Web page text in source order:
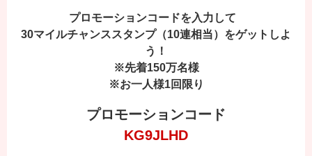
プロモーションコードを入力して
30マイルチャンススタンプ（10連相当）をゲットしよ
う！
※先着150万名様
※お一人様1回限り
プロモーションコード
KG9JLHD